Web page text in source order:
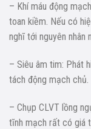
– Khí máu động
toan kiềm. Nếu có
nghĩ tới nguyên nhân
– Siêu âm tim: Phát
tách động mạch chủ.
– Chụp CLVT lồng
tĩnh mạch rất có giá